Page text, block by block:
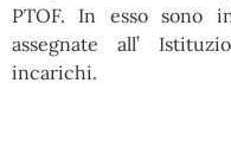
PTOF. In esso sono
assegnate all’
incarichi.